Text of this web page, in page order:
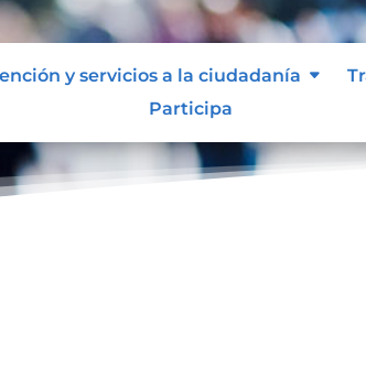
y servicios a la ciudadanía
Participa